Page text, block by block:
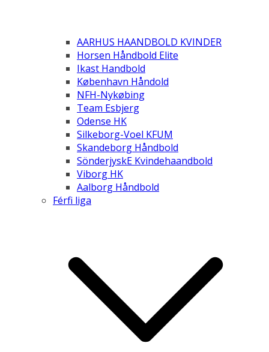
AARHUS HAANDBOLD KVINDER
Horsen Håndbold Elite
Ikast Handbold
København Håndold
NFH-Nykøbing
Team Esbjerg
Odense HK
Silkeborg-Voel KFUM
Skandeborg Håndbold
SönderjyskE Kvindehaandbold
Viborg HK
Aalborg Håndbold
Férfi liga